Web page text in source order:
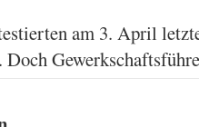
am 3. April
Doch